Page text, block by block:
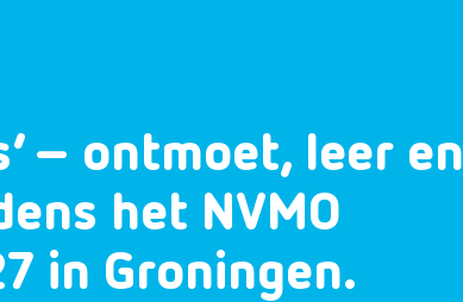
– ontmoet, leer en
het NVMO
in Groningen.